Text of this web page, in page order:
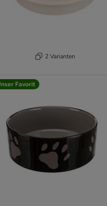
2 Varianten
Favorit